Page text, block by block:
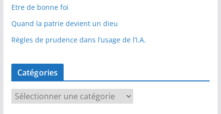
Etre de bonne foi
Quand la patrie devient un dieu
Règles de prudence dans l’usage de l’I.A.
Catégories
a